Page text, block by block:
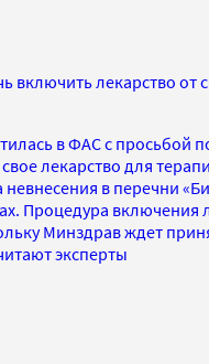
включить лекарство от
в ФАС с просьбой
лекарство для
в перечни
Процедура включения
Минздрав ждет
эксперты